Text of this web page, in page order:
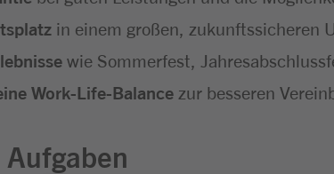
in einem großen, zukunftssicheren
wie Sommerfest,
Work-Life-Balance zur besseren
Aufgaben